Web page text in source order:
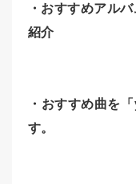
・おすすめアル
紹介
・おすすめ曲を
す。